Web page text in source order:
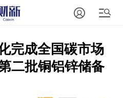
完成全国碳市场
二批铜铝锌储备